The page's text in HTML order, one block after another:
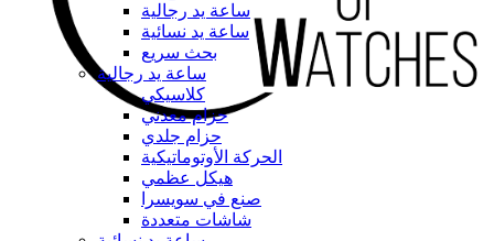
ساعة يد رجالية
ساعة يد نسائية
بحث سريع
ساعة يد رجالية
كلاسيكي
حزام معدني
حزام جلدي
الحركة الأوتوماتيكية
هيكل عظمي
صنع في سويسرا
شاشات متعددة